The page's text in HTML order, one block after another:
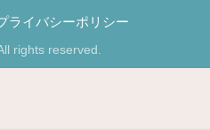
ライバシーポリシー
rights reserved.